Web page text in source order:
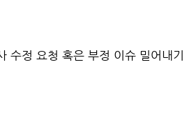
수정 요청 혹은 부정 이슈 밀어내기